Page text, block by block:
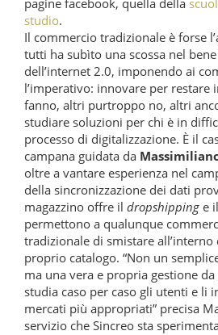
studio.
Il commercio tradizionale è forse
tutti ha subìto una scossa nel
dell’internet 2.0, imponendo ai
l’imperativo: innovare per restare
fanno, altri purtroppo no, altri
studiare soluzioni per chi è in
processo di digitalizzazione. È il
campana guidata da
oltre a vantare esperienza nel
della sincronizzazione dei dati
magazzino offre il dropshipping e il
permettono a qualunque
tradizionale di smistare
proprio catalogo. “Non un
ma una vera e propria gestione
studia caso per caso gli utenti e li
mercati più appropriati” precisa
servizio che Sincreo sta